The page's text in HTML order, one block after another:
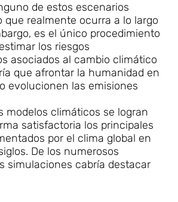
de estos escenarios
que realmente ocurra a lo largo
es el único procedimiento
los riesgos
asociados al cambio climático
que afrontar la humanidad en
evolucionen las emisiones
modelos climáticos se logran
satisfactoria los principales
por el clima global en
De los numerosos
simulaciones cabría destacar